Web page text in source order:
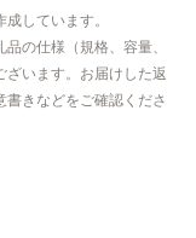
しています。
の仕様（規格、容量、
ざいます。お届けした返
きなどをご確認くださ